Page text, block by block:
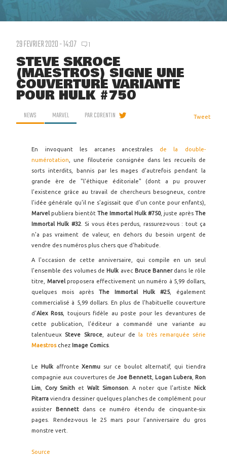
29 FEVRIER 2020 - 14:07 1
STEVE SKROCE
(MAESTROS) SIGNE UNE
COUVERTURE VARIANTE
POUR HULK #750
NEWS MARVEL PARCORENTIN Tweet
En invoquant les arcanes ancestrales de la double-
numérotation , une filouterie consignée dans les recueils de
sorts interdits, bannis par les mages d'autrefois pendant la
grande ère de "l'éthique éditoriale" (dont a pu prouver
l'existence grâce au travail de chercheurs besogneux, contre
l'idée générale qu'il ne s'agissait que d'un conte pour enfants),
Marvel publiera bientôt The Immortal Hulk #750, juste après The
Immortal Hulk #32. Si vous êtes perdus, rassurez-vous : tout ça
n'a pas vraiment de valeur, en dehors du besoin urgent de
vendre des numéros plus chers que d'habitude.
A l'occasion de cette anniversaire, qui compile en un seul
l'ensemble des volumes de Hulk avec Bruce Bannerdans le rôle
titre, Marvelproposera effectivement un numéro à 5,99 dollars,
quelques mois après The Immortal Hulk #25, également
commercialisé à 5,99 dollars. En plus de l'habituelle couverture
d'Alex Ross, toujours fidèle au poste pour les devantures de
cette publication, l'éditeur a commandé une variante au
talentueux Steve Skroce, auteur de la très remarquée série
Maestroschez Image Comics.
Le HulkaffronteXenmu sur ce boulot alternatif, qui tiendra
compagnie aux couvertures de Joe Bennett Logan Lubera Ron
Lim
Cory Smith et Walt Simonson. A noter que l'artiste Nick
Pitarra viendra dessiner quelques planches de complément pour
assister
Bennettdans ce numéro étendu de cinquante-six
pages. Rendez-vous le 25 mars pour l'anniversaire du gros
monstre vert.
Source